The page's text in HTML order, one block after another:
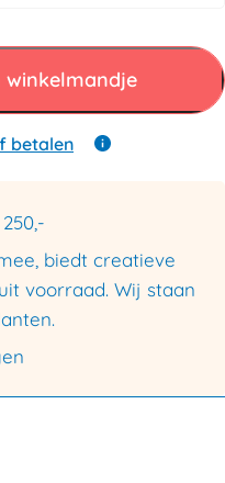
winkelmandje
betalen
biedt creatieve
voorraad. Wij staan